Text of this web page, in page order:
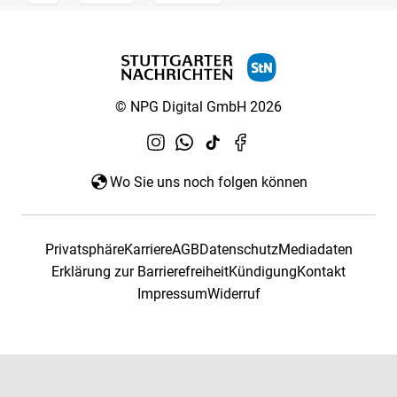
© NPG Digital GmbH 2026
Wo Sie uns noch folgen können
PrivatsphäreKarriereAGBDatenschutzMediadaten
Erklärung zur BarrierefreiheitKündigungKontakt
ImpressumWiderruf